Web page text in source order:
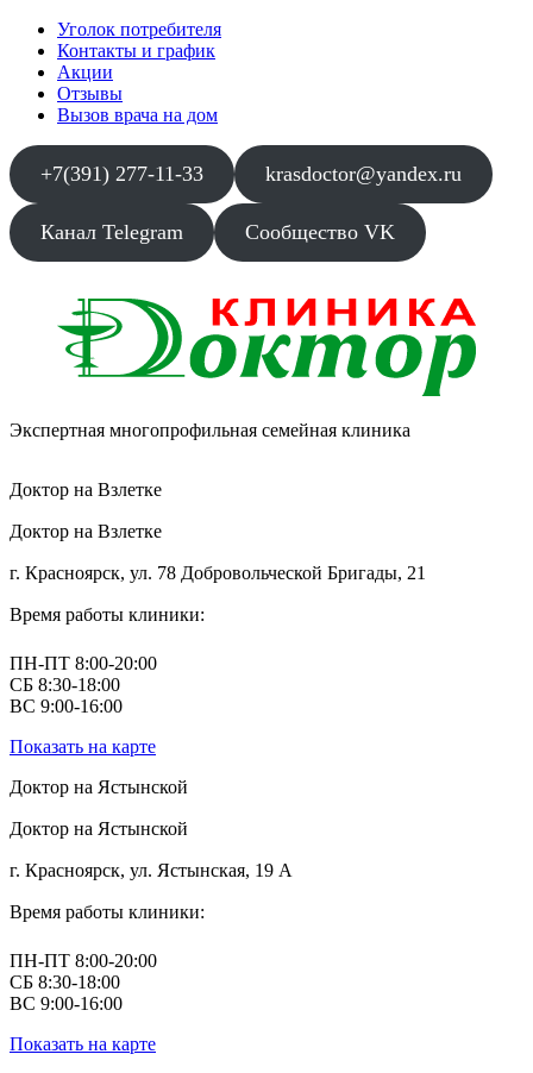
Уголок потребителя
Контакты и график
Акции
Отзывы
Вызов врача на дом
+7(391) 277-11-33 krasdoctor@yandex.ru
Канал Telegram Сообщество VK
Экспертная многопрофильная семейная клиника
Доктор на Взлетке
Доктор на Взлетке
г. Красноярск, ул. 78 Добровольческой Бригады, 21
Время работы клиники:
ПН-ПТ 8:00-20:00
СБ 8:30-18:00
ВС 9:00-16:00
Показать на карте
Доктор на Ястынской
Доктор на Ястынской
г. Красноярск, ул. Ястынская, 19 А
Время работы клиники:
ПН-ПТ 8:00-20:00
СБ 8:30-18:00
ВС 9:00-16:00
Показать на карте